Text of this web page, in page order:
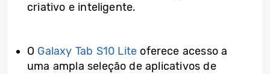
criativo e inteligente.
O Galaxy Tab S10 Lite oferece acesso a
uma ampla seleção de aplicativos de